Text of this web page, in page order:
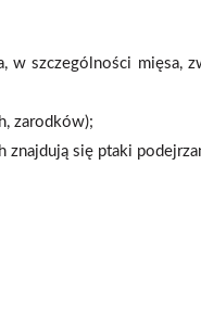
szczególności mięsa,
zarodków);
się ptaki